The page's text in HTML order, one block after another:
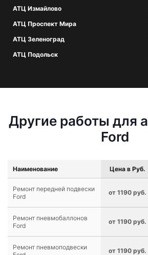
АТЦ Измайлово
АТЦ Проспект Мира
АТЦ Зеленоград
АТЦ Подольск
Другие работы для
Ford
Наименование Цена в Руб.
Ремонт передней подвески
Ford
от 1190 руб.
Ремонт пневмобаллонов
Ford
от 1190 руб.
Ремонт пневмоподвески
от 1190 руб.